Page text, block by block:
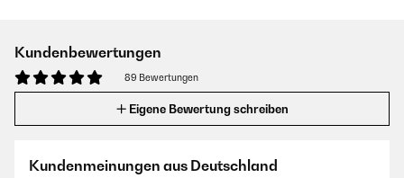
Kundenbewertungen
89 Bewertungen
Eigene Bewertung schreiben
Kundenmeinungen aus Deutschland